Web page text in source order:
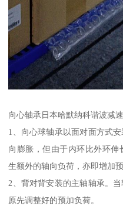
向心轴承日本哈默纳科谐波减
1、向心球轴承以面对面方式
向膨胀，但由于内环比外环
生额外的轴向负荷，亦即增加预
2、背对背安装的主轴轴承。
原先调整好的预加负荷。